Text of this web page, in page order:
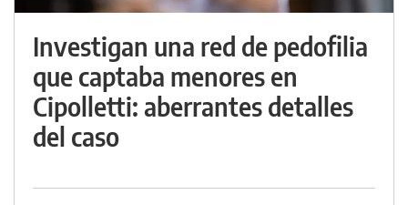
Investigan una red de pedofilia
que captaba menores en
Cipolletti: aberrantes detalles
del caso